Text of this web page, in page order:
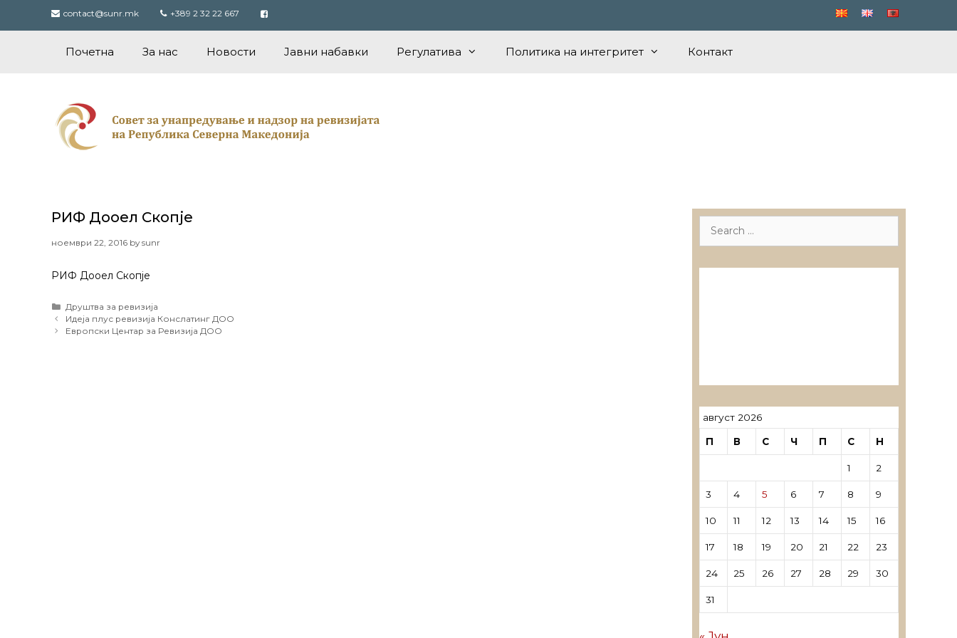
contact@sunr.mk +389 2 32 22 667
Почетна За нас Новости Јавни набавки Регулатива Политика на интегритет Контакт
РИФ Дооел Скопје
ноември 22, 2016 bysunr
РИФ Дооел Скопје
Categories
Друштва за ревизија
Post
navigation
Идеја плус ревизија Конслатинг ДОО
Европски Центар за Ревизија ДОО
Search
август 2026
П В С Ч П С Н
1 2
3 4 5 6 7 8 9
10 11 12 13 14 15 16
17 18 19 20 21 22 23
24 25 26 27 28 29 30
31